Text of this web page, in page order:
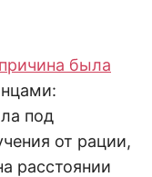
причина была
под
от рации,
расстоянии